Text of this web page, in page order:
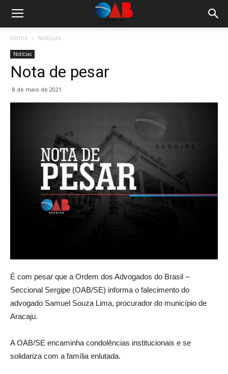
Home Notícias
Notícias
Nota de pesar
8 de maio de 2021
É com pesar que a Ordem dos Advogados do Brasil –
Seccional Sergipe (OAB/SE) informa o falecimento do
advogado Samuel Souza Lima, procurador do município de
Aracaju.
A OAB/SE encaminha condolências institucionais e se
solidariza com a família enlutada.